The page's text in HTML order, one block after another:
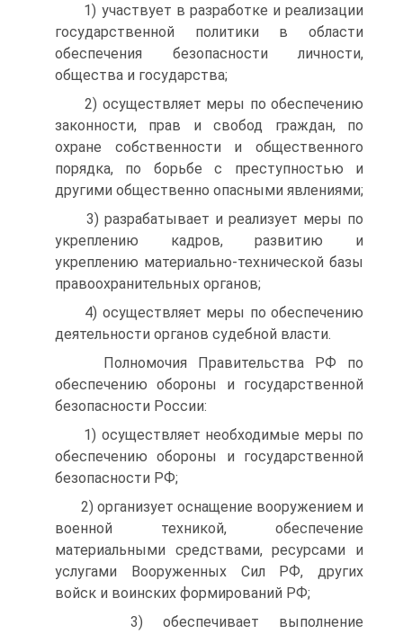
1) участвует в разработке и реализации
государственной политики в области
обеспечения безопасности личности,
общества и государства;
2) осуществляет меры по обеспечению
законности, прав и свобод граждан, по
охране собственности и общественного
порядка, по борьбе с преступностью и
другими общественно опасными явлениями;
3) разрабатывает и реализует меры по
укреплению кадров, развитию и
укреплению материально-технической базы
правоохранительных органов;
4) осуществляет меры по обеспечению
деятельности органов судебной власти.
Полномочия Правительства РФ по
обеспечению обороны и государственной
безопасности России:
1) осуществляет необходимые меры по
обеспечению обороны и государственной
безопасности РФ;
2) организует оснащение вооружением и
военной техникой, обеспечение
материальными средствами, ресурсами и
услугами Вооруженных Сил РФ, других
войск и воинских формирований РФ;
3) обеспечивает выполнение